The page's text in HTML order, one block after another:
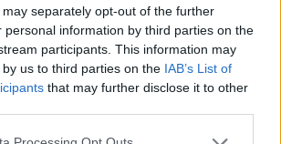
separately opt-out of the further
personal information by third parties on the
participants. This information may
us to third parties on the IAB’s List of
that may further disclose it to other